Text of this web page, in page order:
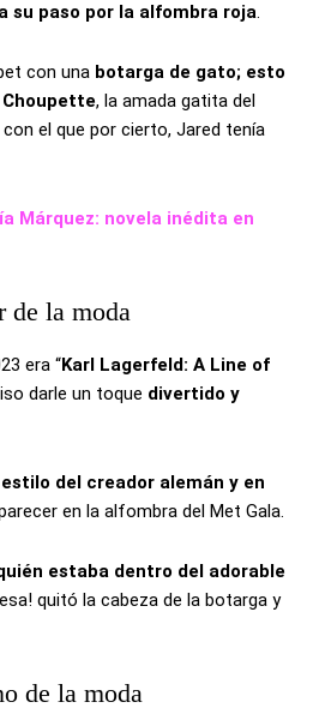
su paso por la alfombra roja.
con una botarga de gato; esto
, la amada gatita del
con el que por cierto, Jared tenía
Márquez: novela inédita en
de la moda
era “Karl Lagerfeld: A Line of
darle un toque divertido y
del creador alemán y en
en la alfombra del Met Gala.
estaba dentro del adorable
quitó la cabeza de la botarga y
de la moda